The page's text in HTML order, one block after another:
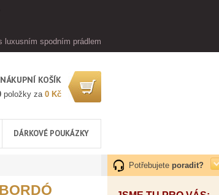
luxusním spodním prádlem
NÁKUPNÍ KOŠÍK
položky za 0 Kč
DÁRKOVÉ POUKÁZKY
Potřebujete poradit?